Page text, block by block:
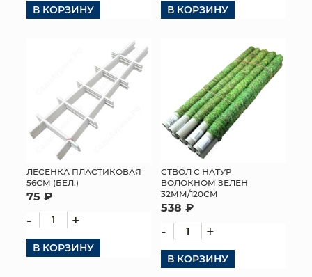
В КОРЗИНУ В КОРЗИНУ
ЛЕСЕНКА ПЛАСТИКОВАЯ
56СМ (БЕЛ.)
75 ₽
- +
В КОРЗИНУ
СТВОЛ С НАТУР
ВОЛОКНОМ ЗЕЛЕН
32ММ/120СМ
538 ₽
- +
В КОРЗИНУ